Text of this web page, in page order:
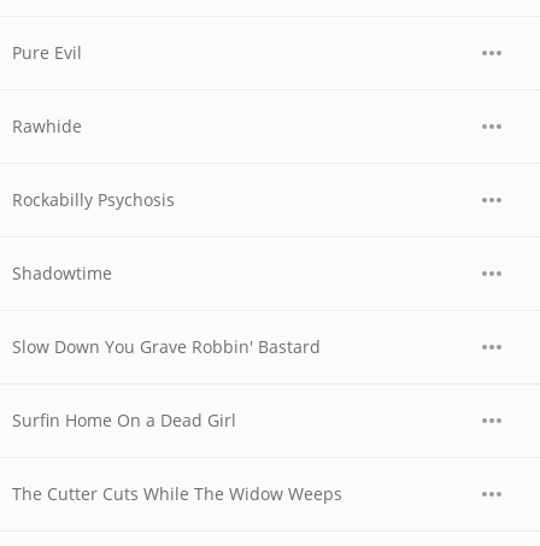
Pure Evil
Rawhide
Rockabilly Psychosis
Shadowtime
Slow Down You Grave Robbin' Bastard
Surfin Home On a Dead Girl
The Cutter Cuts While The Widow Weeps